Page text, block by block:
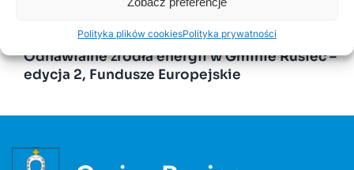
Polityka plików cookiesPolityka prywatności
30 CZERWCA, 2026
Odnawialne źródła energii w Gminie Rusiec –
edycja 2, Fundusze Europejskie